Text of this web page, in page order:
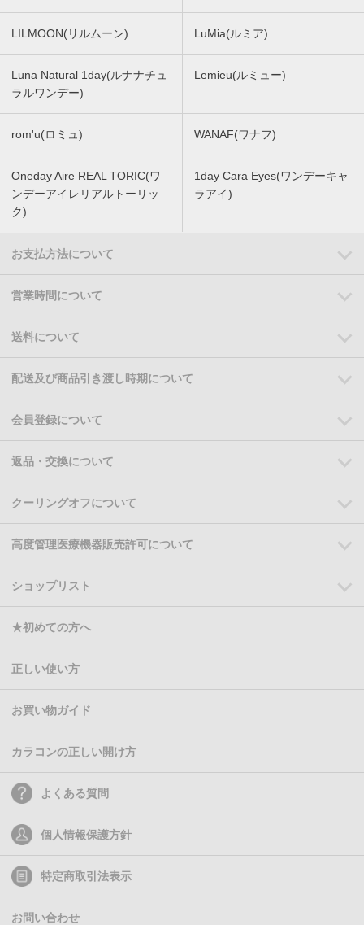
LILMOON(リルムーン) LuMia(ルミア)
Luna Natural 1day(ルナナチュ
ラルワンデー)
Lemieu(ルミュー)
rom'u(ロミュ) WANAF(ワナフ)
Oneday Aire REAL TORIC(ワ
ンデーアイレリアルトーリッ
ク)
1day Cara Eyes(ワンデーキャ
ラアイ)
お支払方法について
営業時間について
送料について
配送及び商品引き渡し時期について
会員登録について
返品・交換について
クーリングオフについて
高度管理医療機器販売許可について
ショップリスト
★初めての方へ
正しい使い方
お買い物ガイド
カラコンの正しい開け方
よくある質問
個人情報保護方針
特定商取引法表示
お問い合わせ